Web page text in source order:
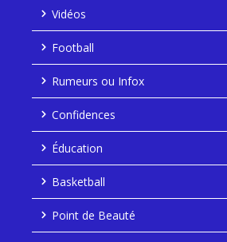
Vidéos
Football
Rumeurs ou Infox
Confidences
Éducation
Basketball
Point de Beauté